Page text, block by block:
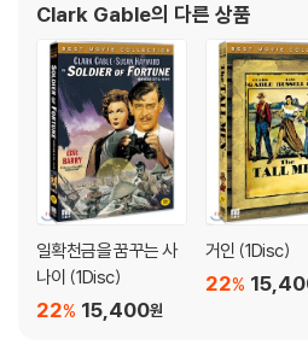
회적 신분이 전혀 다른 두 남녀 사이에 로
중에 순수한 사랑이 싹트는 얘기를 전하
코미디다. 지금 보아도 신선한 감각이 넘
항상 따뜻한 인간미가 넘치는 작품들만
가 가장 빛난 영화이기도 하다. 아카데미
(작품, 감독, 남녀주연, 각색)을 수상한
리와 위트가 번득이는 각본, 완벽한 조화
어울려서 명작을 탄생시켰다.
재벌의 말괄량이 딸이 결혼을 앞두고 가
감추고 그녀와 동행한다. 그가 노리는 것
느날 밤에 생긴 일], [바람과 함께 사라지
Clark Gable의 다른 상품
일확천금을 꿈꾸는 사
나이 (1Disc)
15,400원
22%
거인 (1Disc)
22%